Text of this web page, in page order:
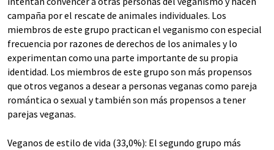
campaña por el rescate de animales individuales. Los
miembros de este grupo practican el veganismo con especial
frecuencia por razones de derechos de los animales y lo
experimentan como una parte importante de su propia
identidad. Los miembros de este grupo son más propensos
que otros veganos a desear a personas veganas como pareja
romántica o sexual y también son más propensos a tener
parejas veganas.
Veganos de estilo de vida (33,0%): El segundo grupo más